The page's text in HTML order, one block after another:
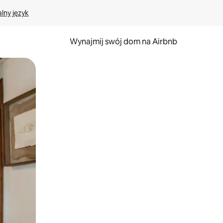
język
Wynajmij swój dom na Airbnb
pomocą gestów dotykowych lub przesuwania.